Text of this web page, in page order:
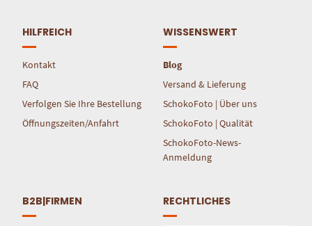
HILFREICH
Kontakt
FAQ
Verfolgen Sie Ihre Bestellung
Öffnungszeiten/Anfahrt
WISSENSWERT
Blog
Versand & Lieferung
SchokoFoto | Über uns
SchokoFoto | Qualität
SchokoFoto-News-
Anmeldung
B2B|FIRMEN RECHTLICHES